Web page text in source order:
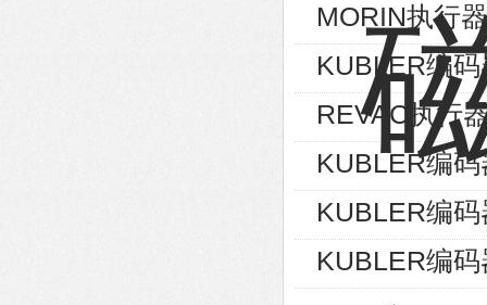
MORIN执行
KUBLER编
REVAC执行
KUBLER编
KUBLER编
KUBLER编